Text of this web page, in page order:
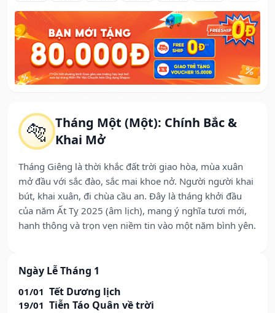
🐅 Tháng Một (Một): Chính Bắc &
Khai Mở
Tháng Giêng là thời khắc đất trời giao hòa, mùa xuân
mở đầu với sắc đào, sắc mai khoe nở. Người người khai
bút, khai xuân, đi chùa cầu an. Đây là tháng khởi đầu
của năm Ất Tỵ 2025 (âm lịch), mang ý nghĩa tươi mới,
hanh thông và trọn vẹn niềm tin vào một năm bình yên.
Ngày Lễ Tháng 1
01/01 Tết Dương lịch
19/01 Tiễn Táo Quân về trời